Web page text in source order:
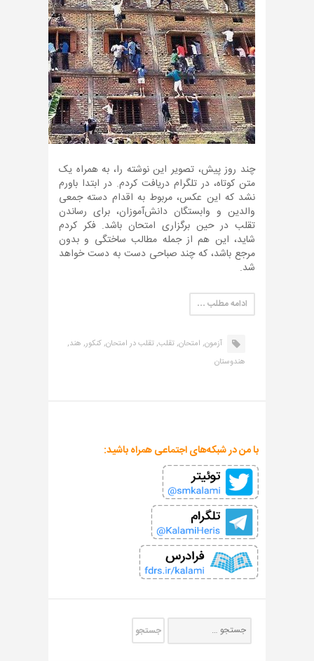
چند روز پیش، تصویر این نوشته را، به همراه یک
متن کوتاه، در تلگرام دریافت کردم. در ابتدا باورم
نشد که این عکس، مربوط به اقدام دسته جمعی
والدین و وابستگان دانش‌آموزان، برای رساندن
تقلب در حین برگزاری امتحان باشد. فکر کردم
شاید، این هم از جمله مطالب ساختگی و بدون
مرجع باشد، که چند صباحی دست به دست خواهد
شد.
ادامه مطلب …
آزمون, امتحان,تقلب,تقلب در امتحان,کنکور, هند,
هندوستان
با من در شبکه‌های اجتماعی همراه باشید: